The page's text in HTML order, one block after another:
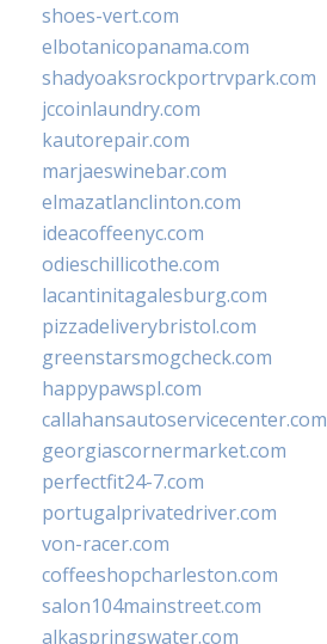
shoes-vert.com
elbotanicopanama.com
shadyoaksrockportrvpark.com
jccoinlaundry.com
kautorepair.com
marjaeswinebar.com
elmazatlanclinton.com
ideacoffeenyc.com
odieschillicothe.com
lacantinitagalesburg.com
pizzadeliverybristol.com
greenstarsmogcheck.com
happypawspl.com
callahansautoservicecenter.com
georgiascornermarket.com
perfectfit24-7.com
portugalprivatedriver.com
von-racer.com
coffeeshopcharleston.com
salon104mainstreet.com
alkaspringswater.com